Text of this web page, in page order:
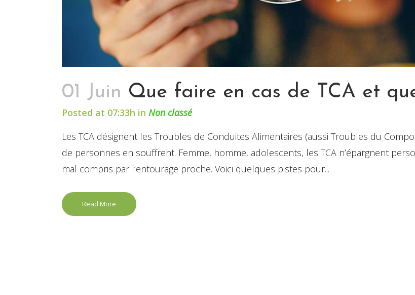
01 Juin Que faire en cas de TCA et
Posted at 07:33h in Non classé
Les TCA désignent les Troubles de Conduites Alimentaires (aussi Troubles du
de personnes en souffrent. Femme, homme, adolescents, les TCA n’épargnent
mal compris par l’entourage proche. Voici quelques pistes pour...
Read More